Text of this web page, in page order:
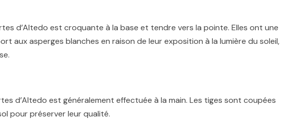
d’Altedo est croquante à la base et tendre vers la pointe. Elles ont une
aux asperges blanches en raison de leur exposition à la lumière du soleil,
d’Altedo est généralement effectuée à la main. Les tiges sont coupées
pour préserver leur qualité.